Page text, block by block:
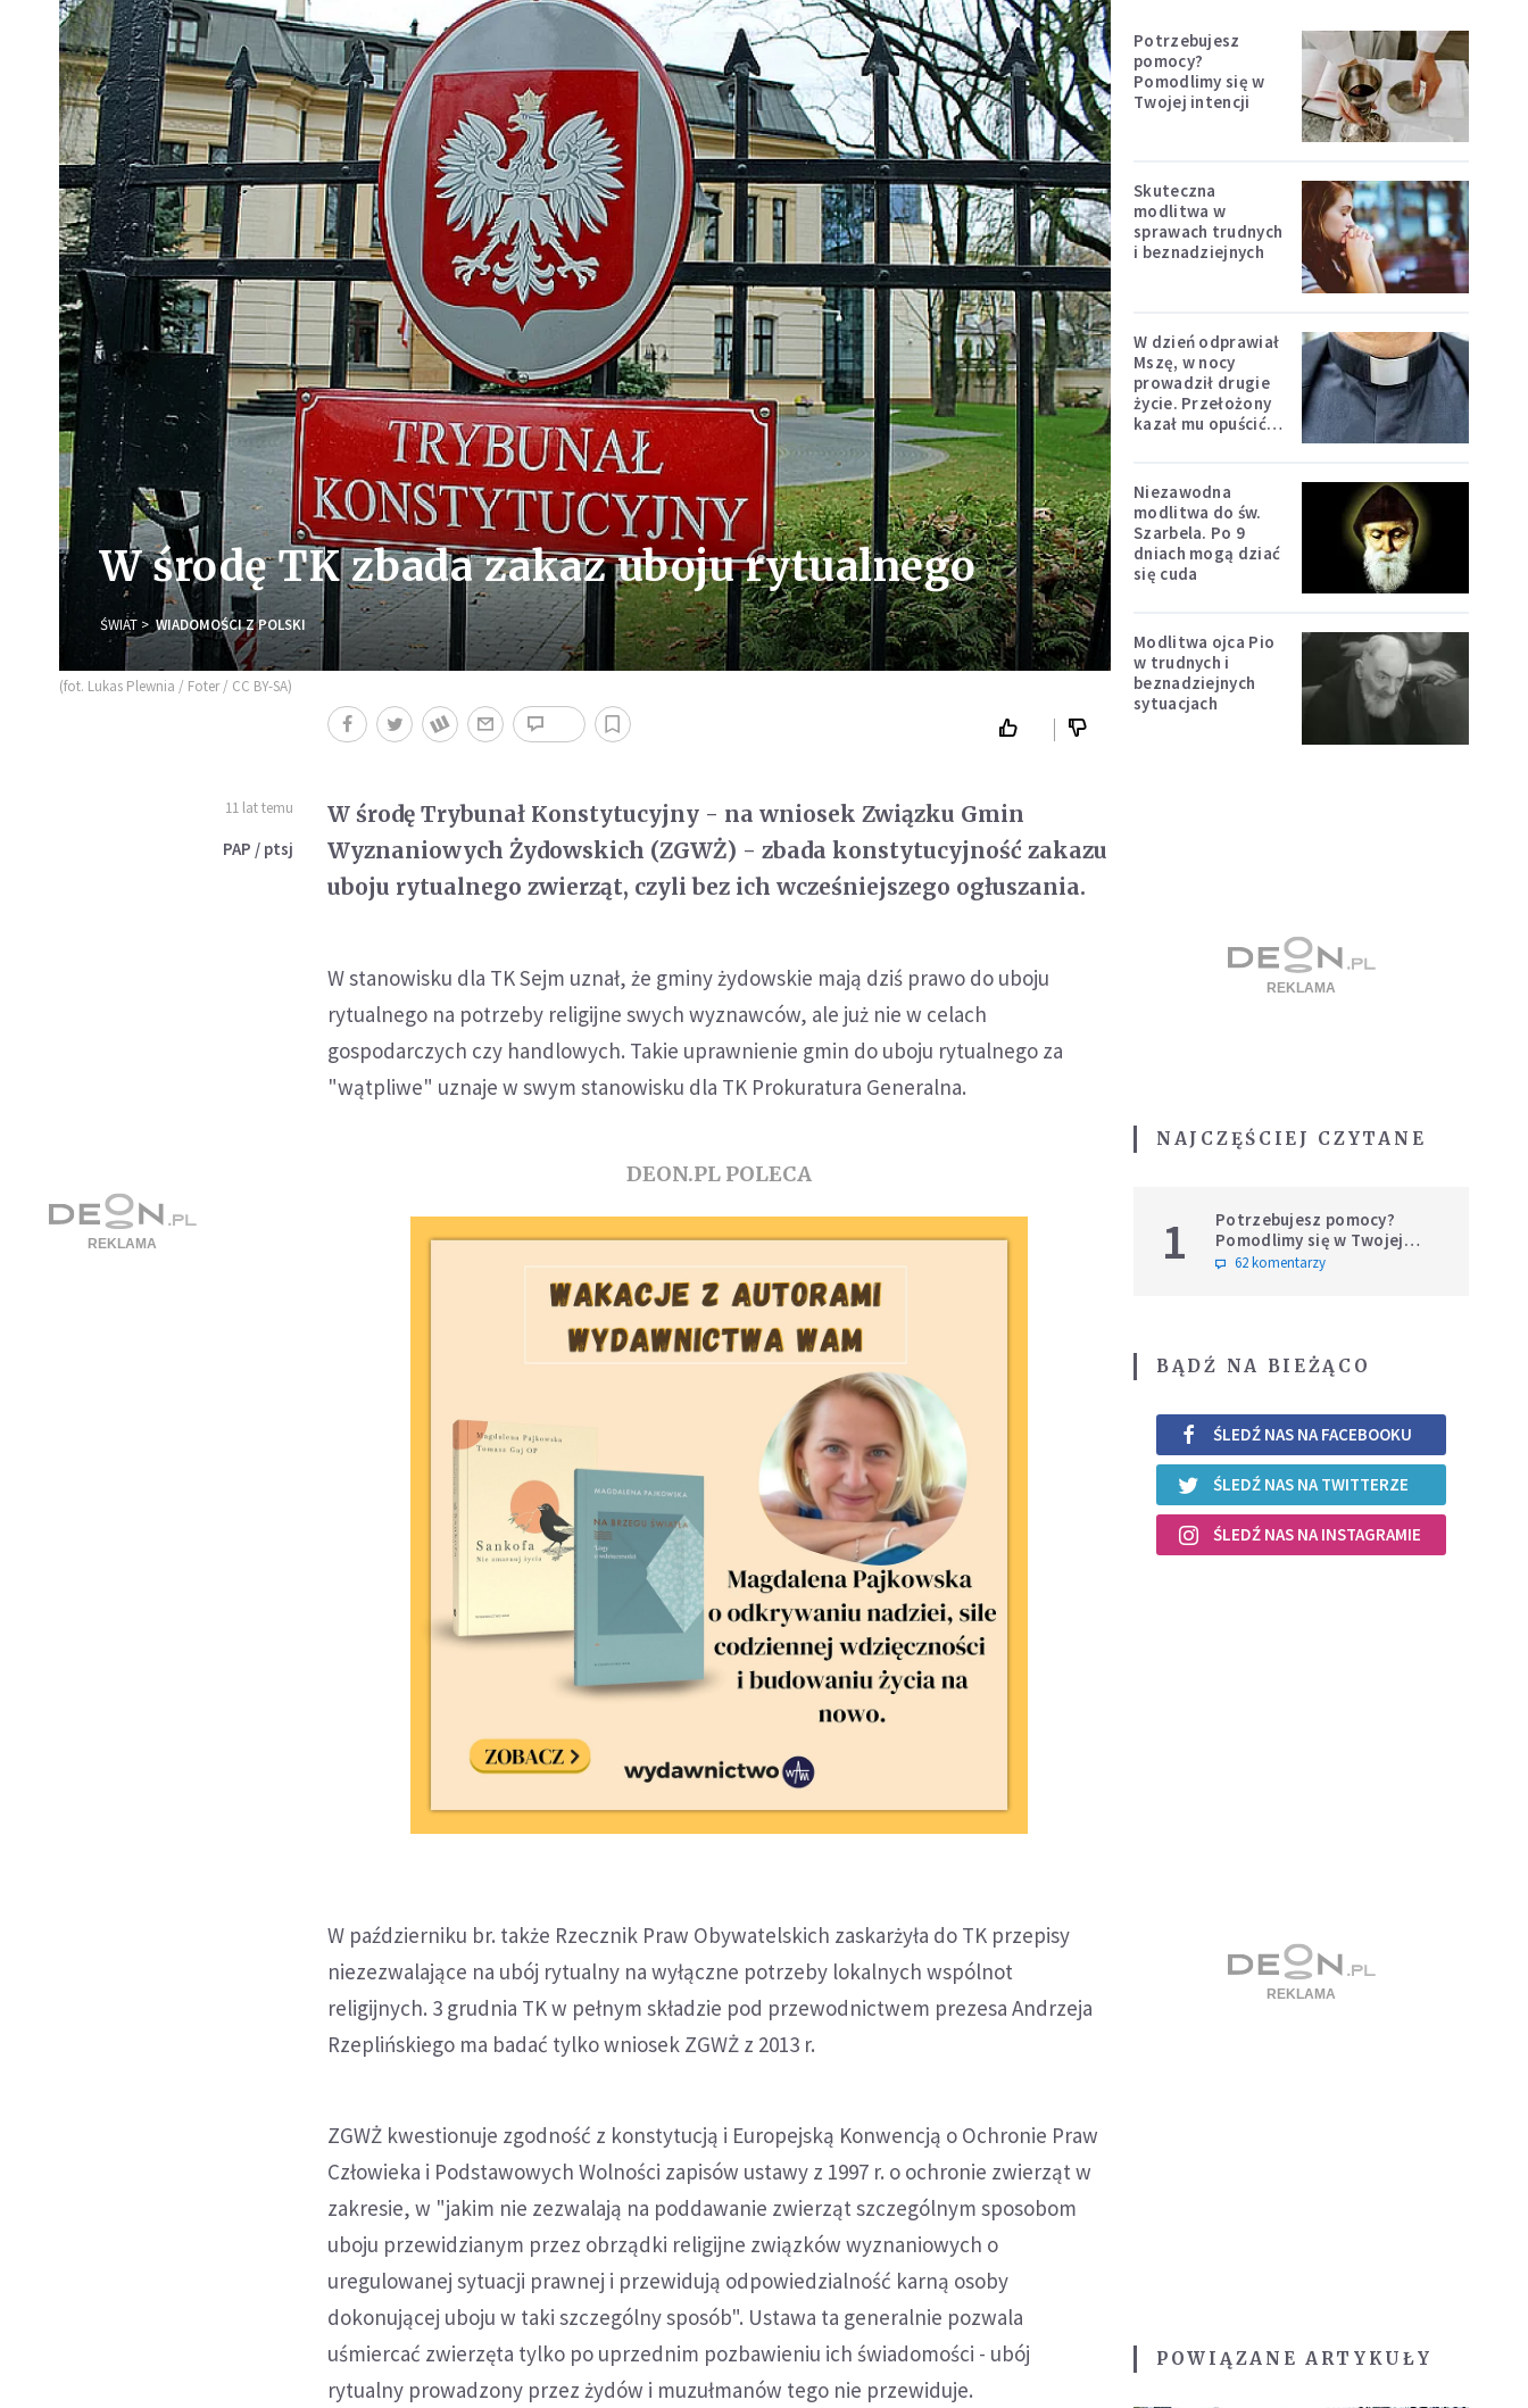
W środę TK zbada zakaz uboju rytualnego
ŚWIAT WIADOMOŚCI Z POLSKI
(fot. Lukas Plewnia / Foter / CC BY-SA)
11 lat temu
PAP / ptsj
W środę Trybunał Konstytucyjny - na wniosek Związku Gmin
Wyznaniowych Żydowskich (ZGWŻ) - zbada konstytucyjność zakazu
uboju rytualnego zwierząt, czyli bez ich wcześniejszego ogłuszania.
W stanowisku dla TK Sejm uznał, że gminy żydowskie mają dziś prawo do uboju
rytualnego na potrzeby religijne swych wyznawców, ale już nie w celach
gospodarczych czy handlowych. Takie uprawnienie gmin do uboju rytualnego za
"wątpliwe" uznaje w swym stanowisku dla TK Prokuratura Generalna.
DEON.PL POLECA
W październiku br. także Rzecznik Praw Obywatelskich zaskarżyła do TK przepisy
niezezwalające na ubój rytualny na wyłączne potrzeby lokalnych wspólnot
religijnych. 3 grudnia TK w pełnym składzie pod przewodnictwem prezesa Andrzeja
Rzeplińskiego ma badać tylko wniosek ZGWŻ z 2013 r.
ZGWŻ kwestionuje zgodność z konstytucją i Europejską Konwencją o Ochronie Praw
Człowieka i Podstawowych Wolności zapisów ustawy z 1997 r. o ochronie zwierząt w
zakresie, w "jakim nie zezwalają na poddawanie zwierząt szczególnym sposobom
uboju przewidzianym przez obrządki religijne związków wyznaniowych o
uregulowanej sytuacji prawnej i przewidują odpowiedzialność karną osoby
dokonującej uboju w taki szczególny sposób". Ustawa ta generalnie pozwala
uśmiercać zwierzęta tylko po uprzednim pozbawieniu ich świadomości - ubój
rytualny prowadzony przez żydów i muzułmanów tego nie przewiduje.
Potrzebujesz
pomocy?
Pomodlimy się w
Twojej intencji
Skuteczna
modlitwa w
sprawach trudnych
i beznadziejnych
W dzień odprawiał
Mszę, w nocy
prowadził drugie
życie. Przełożony
kazał mu opuścić
Niezawodna
modlitwa do św.
Szarbela. Po 9
dniach mogą dziać
się cuda
Modlitwa ojca Pio
w trudnych i
beznadziejnych
sytuacjach
NAJCZĘŚCIEJ CZYTANE
1
Potrzebujesz pomocy?
Pomodlimy się w Twojej
intencji
62 komentarzy
BĄDŹ NA BIEŻĄCO
ŚLEDŹ NAS NA FACEBOOKU
ŚLEDŹ NAS NA TWITTERZE
ŚLEDŹ NAS NA INSTAGRAMIE
POWIĄZANE ARTYKUŁY